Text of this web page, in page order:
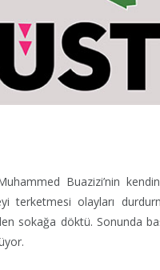
Buazizi’nin kendini
terketmesi olayları
sokağa döktü. Sonunda